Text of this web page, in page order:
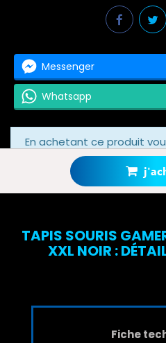
Messenger
Whatsapp
En achetant ce produit
grâce à notre
Votre panier totalisera31
TAPIS SOURIS
XXL NOIR :
Fiche